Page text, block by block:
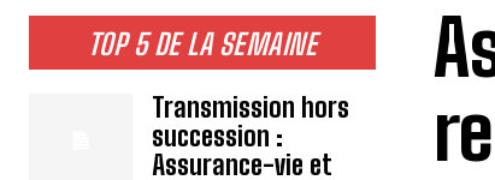
TOP 5 DE LA SEMAINE
Transmission hors
succession :
Assurance-vie et